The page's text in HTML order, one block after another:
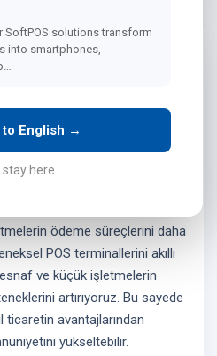
ödeme süreçlerini daha
POS terminallerini akıllı
ve küçük işletmelerin
artırıyoruz. Bu sayede
ticaretin avantajlarından
yükseltebilir.
SoftPOS solutions transform
into smartphones,
English →
stay here